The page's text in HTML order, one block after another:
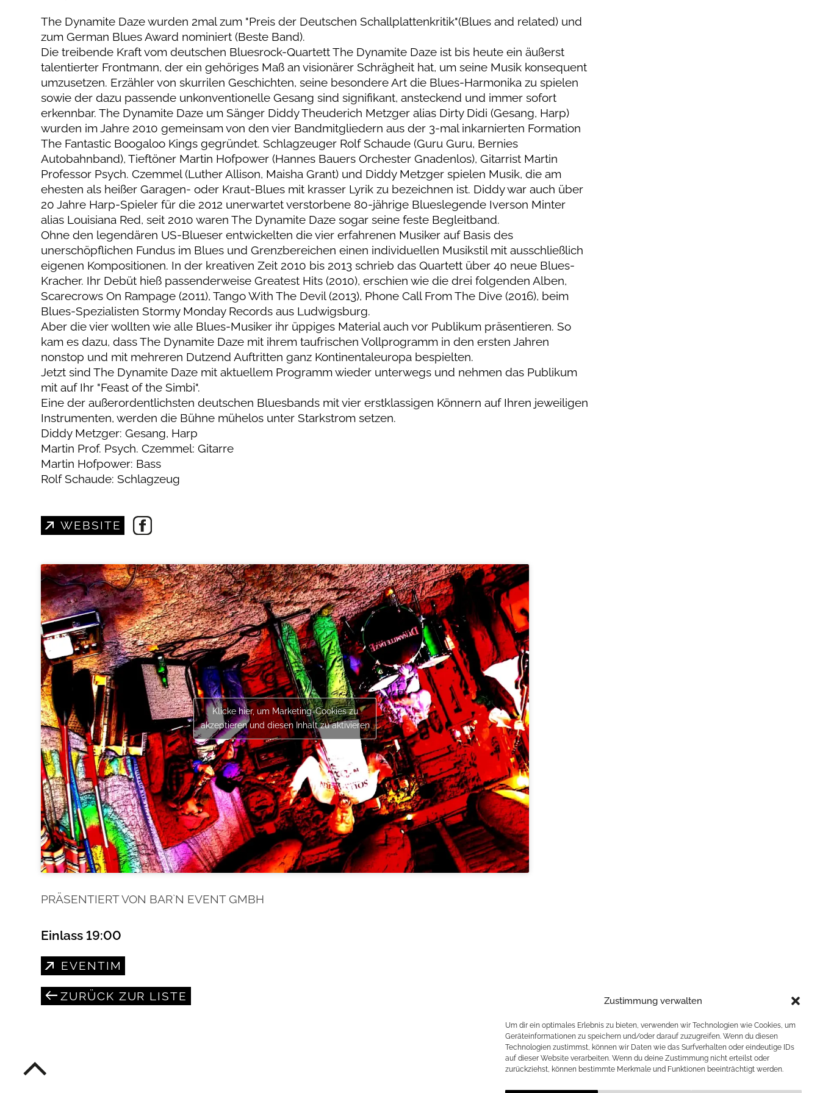
Zustimmung verwalten
Um dir ein optimales Erlebnis zu bieten, verwenden wir Technologien wie Cookies, um
Geräteinformationen zu speichern und/oder darauf zuzugreifen. Wenn du diesen
Technologien zustimmst, können wir Daten wie das Surfverhalten oder eindeutige IDs
auf dieser Website verarbeiten. Wenn du deine Zustimmung nicht erteilst oder
zurückziehst, können bestimmte Merkmale und Funktionen beeinträchtigt werden.
The Dynamite Daze wurden 2mal zum "Preis der Deutschen Schallplattenkritik"(Blues and related) und
zum German Blues Award nominiert (Beste Band).
Die treibende Kraft vom deutschen Bluesrock-Quartett The Dynamite Daze ist bis heute ein äußerst
talentierter Frontmann, der ein gehöriges Maß an visionärer Schrägheit hat, um seine Musik konsequent
umzusetzen. Erzähler von skurrilen Geschichten, seine besondere Art die Blues-Harmonika zu spielen
sowie der dazu passende unkonventionelle Gesang sind signifikant, ansteckend und immer sofort
erkennbar. The Dynamite Daze um Sänger Diddy Theuderich Metzger alias Dirty Didi (Gesang, Harp)
wurden im Jahre 2010 gemeinsam von den vier Bandmitgliedern aus der 3-mal inkarnierten Formation
The Fantastic Boogaloo Kings gegründet. Schlagzeuger Rolf Schaude (Guru Guru, Bernies
Autobahnband), Tieftöner Martin Hofpower (Hannes Bauers Orchester Gnadenlos), Gitarrist Martin
Professor Psych. Czemmel (Luther Allison, Maisha Grant) und Diddy Metzger spielen Musik, die am
ehesten als heißer Garagen- oder Kraut-Blues mit krasser Lyrik zu bezeichnen ist. Diddy war auch über
20 Jahre Harp-Spieler für die 2012 unerwartet verstorbene 80-jährige Blueslegende Iverson Minter
alias Louisiana Red, seit 2010 waren The Dynamite Daze sogar seine feste Begleitband.
Ohne den legendären US-Blueser entwickelten die vier erfahrenen Musiker auf Basis des
unerschöpflichen Fundus im Blues und Grenzbereichen einen individuellen Musikstil mit ausschließlich
eigenen Kompositionen. In der kreativen Zeit 2010 bis 2013 schrieb das Quartett über 40 neue Blues-
Kracher. Ihr Debüt hieß passenderweise Greatest Hits (2010), erschien wie die drei folgenden Alben,
Scarecrows On Rampage (2011), Tango With The Devil (2013), Phone Call From The Dive (2016), beim
Blues-Spezialisten Stormy Monday Records aus Ludwigsburg.
Aber die vier wollten wie alle Blues-Musiker ihr üppiges Material auch vor Publikum präsentieren. So
kam es dazu, dass The Dynamite Daze mit ihrem taufrischen Vollprogramm in den ersten Jahren
nonstop und mit mehreren Dutzend Auftritten ganz Kontinentaleuropa bespielten.
Jetzt sind The Dynamite Daze mit aktuellem Programm wieder unterwegs und nehmen das Publikum
mit auf Ihr "Feast of the Simbi".
Eine der außerordentlichsten deutschen Bluesbands mit vier erstklassigen Könnern auf Ihren jeweiligen
Instrumenten, werden die Bühne mühelos unter Starkstrom setzen.
Diddy Metzger: Gesang, Harp
Martin Prof. Psych. Czemmel: Gitarre
Martin Hofpower: Bass
Rolf Schaude: Schlagzeug
WEBSITE
Klicke hier, um Marketing-Cookies zu
akzeptieren und diesen Inhalt zu aktivieren
PRÄSENTIERT VON BAR`N EVENT GMBH
Einlass 19:00
EVENTIM
ZURÜCK ZUR LISTE